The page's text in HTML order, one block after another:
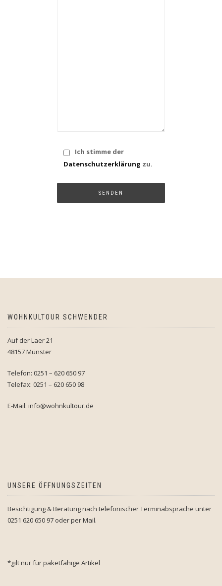
Ich stimme der
Datenschutzerklärung zu.
WOHNKULTOUR SCHWENDER
Auf der Laer 21
48157 Münster
Telefon: 0251 – 620 650 97
Telefax: 0251 – 620 650 98
E-Mail: info@wohnkultour.de
UNSERE ÖFFNUNGSZEITEN
Besichtigung & Beratung nach telefonischer Terminabsprache unter
0251 620 650 97 oder per Mail.
*gilt nur für paketfähige Artikel